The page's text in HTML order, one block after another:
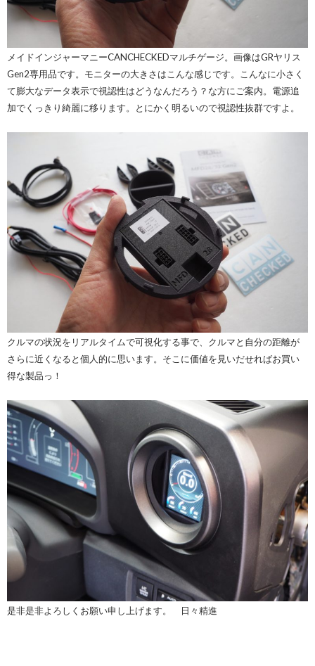
メイドインジャーマニーCANCHECKEDマルチゲージ。画像はGRヤリス
Gen2専用品です。モニターの大きさはこんな感じです。こんなに小さく
て膨大なデータ表示で視認性はどうなんだろう？な方にご案内。電源追
加でくっきり綺麗に移ります。とにかく明るいので視認性抜群ですよ。
クルマの状況をリアルタイムで可視化する事で、クルマと自分の距離が
さらに近くなると個人的に思います。そこに価値を見いだせればお買い
得な製品っ！
是非是非よろしくお願い申し上げます。 日々精進